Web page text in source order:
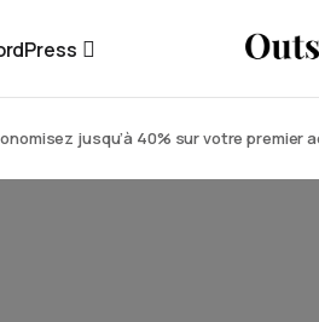
jusqu’à 40% sur votre premier